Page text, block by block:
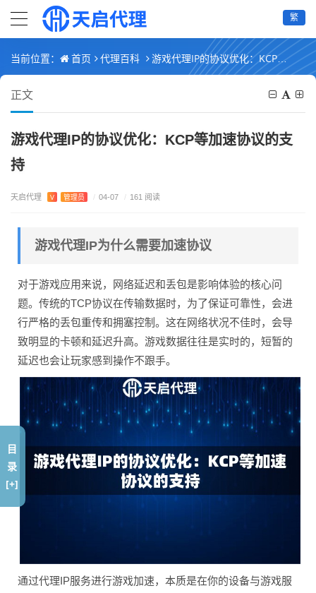
繁
当前位置： 首页 代理百科 游戏代理IP的协议优化：KCP等加速协议的支持
正文
游戏代理IP的协议优化：KCP等加速协议的支
持
天启代理 V 管理员 / 04-07 / 161 阅读
游戏代理IP为什么需要加速协议
对于游戏应用来说，网络延迟和丢包是影响体验的核心问
题。传统的TCP协议在传输数据时，为了保证可靠性，会进
行严格的丢包重传和拥塞控制。这在网络状况不佳时，会导
致明显的卡顿和延迟升高。游戏数据往往是实时的，短暂的
延迟也会让玩家感到操作不跟手。
通过代理IP服务进行游戏加速，本质是在你的设备与游戏服
目
录
[+]